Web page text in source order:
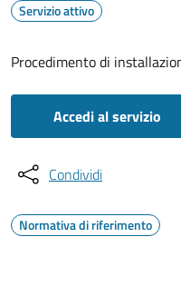
Servizio attivo
Procedimento di
Accedi al servizio
Condividi
Normativa di riferimento